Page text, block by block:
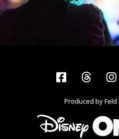
Facebook
Produced by